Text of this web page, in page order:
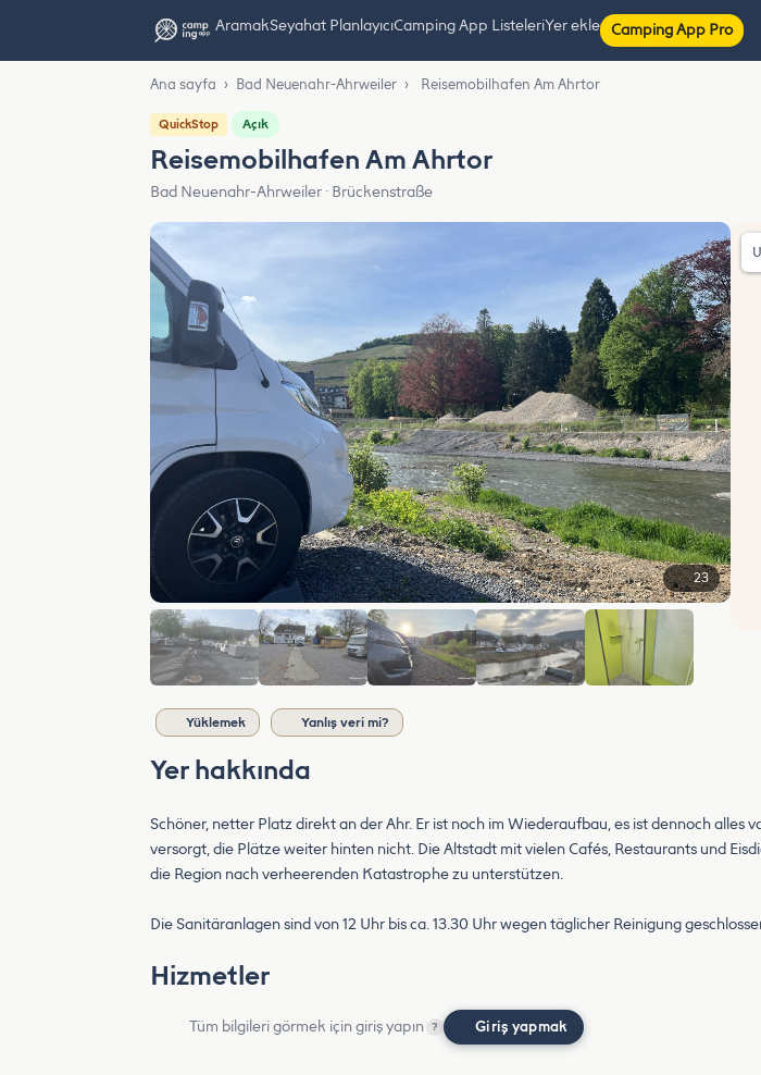
AramakSeyahat PlanlayıcıCamping App ListeleriYer ekle Camping App Pro
Ana sayfa › Bad Neuenahr-Ahrweiler › Reisemobilhafen Am Ahrtor
QuickStop Açık
Reisemobilhafen Am Ahrtor
Bad Neuenahr-Ahrweiler · Brückenstraße
23
Yüklemek Yanlış veri mi?
Yer hakkında
Schöner, netter Platz direkt an der Ahr. Er ist noch im Wiederaufbau, es ist dennoch
versorgt, die Plätze weiter hinten nicht. Die Altstadt mit vielen Cafés, Restaurants und
die Region nach verheerenden Katastrophe zu unterstützen.
Die Sanitäranlagen sind von 12 Uhr bis ca. 13.30 Uhr wegen täglicher Reinigung
Hizmetler
Tüm bilgileri görmek için giriş yapın ? Giriş yapmak